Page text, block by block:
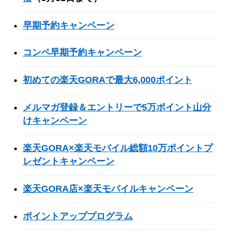
早期予約キャンペーン
コンペ早期予約キャンペーン
初めての楽天GORAで最大6,000ポイント
メルマガ登録＆エントリーで5万ポイント山分
けキャンペーン
楽天GORA×楽天モバイル総額10万ポイントプ
レゼントキャンペーン
楽天GORA店×楽天モバイルキャンペーン
ポイントアッププログラム